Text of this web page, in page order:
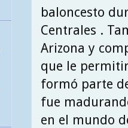
baloncesto
Centrales .
Arizona y
que le
formó parte
fue
en el mundo